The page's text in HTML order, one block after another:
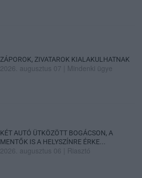
ZÁPOROK, ZIVATAROK KIALAKULHATNAK
2026. augusztus 07 Mindenki ügye
KÉT AUTÓ ÜTKÖZÖTT BOGÁCSON, A
MENTŐK IS A HELYSZÍNRE ÉRKE...
2026. augusztus 06 Riasztó